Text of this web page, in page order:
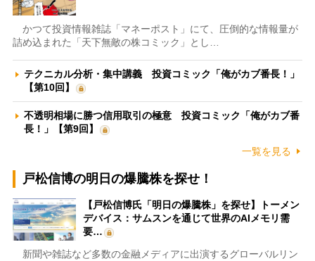
かつて投資情報雑誌「マネーポスト」にて、圧倒的な情報量が
詰め込まれた「天下無敵の株コミック」とし…
テクニカル分析・集中講義 投資コミック「俺がカブ番長！」
【第10回】
不透明相場に勝つ信用取引の極意 投資コミック「俺がカブ番
長！」【第9回】
一覧を見る
戸松信博の明日の爆騰株を探せ！
【戸松信博氏「明日の爆騰株」を探せ】トーメン
デバイス：サムスンを通じて世界のAIメモリ需
要…
新聞や雑誌など多数の金融メディアに出演するグローバルリン